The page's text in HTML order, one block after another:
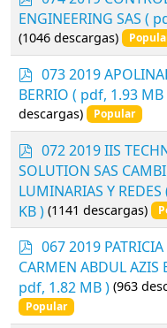
d
f
ENGINEERING SAS (
(1046 descargas)
p
d
f
073 2019
BERRIO ( pdf, 1.93 MB
descargas)
Popular
p
d
f
072 2019 IIS
SOLUTION SAS
LUMINARIAS Y REDES
KB ) (1141 descargas)
p
d
f
067 2019 PATRICIA
CARMEN ABDUL AZIS
pdf, 1.82 MB ) (963
Popular